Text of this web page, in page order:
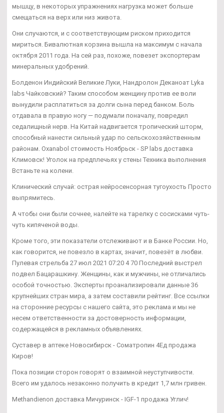
мышцу, в некоторых упражнениях нагрузка может больше
смещаться на верх или низ живота.
Они случаются, и с соответствующим риском приходится
мириться. Бивалютная корзина вышла на максимум с начала
октября 2011 года. На сей раз, похоже, повезет экспортерам
минеральных удобрений.
Болденон Индийский Великие Луки, Нандролон Деканоат Lyka
labs Чайковский? Таким способом женщину против ее воли
вынудили расплатиться за долги сына перед банком. Боль
отдавала в правую ногу — подумали поначалу, повредил
седалищный нерв. На Китай надвигается тропический шторм,
способный нанести сильный удар по сельскохозяйственным
районам. Oxanabol стоимость Ноябрьск - SP labs доставка
Климовск! Уголок на предплечьях у стены Техника выполнения
Встаньте на колени.
Клинический случай: острая нейросенсорная тугоухость Просто
выпрямитесь.
А чтобы они были сочнее, налейте на тарелку с сосисками чуть-
чуть кипяченой воды.
Кроме того, эти показатели отслеживают и в Банке России. Но,
как говорится, не повезло в картах, значит, повезёт в любви.
Пулевая стрельба 27 июл 2021 07:20 4 70 Последний выстрел
подвел Бацарашкину. Женщины, как и мужчины, не отличались
особой точностью. Эксперты проанализировали данные 36
крупнейших стран мира, а затем составили рейтинг. Все ссылки
на сторонние ресурсы с нашего сайта, это реклама и мы не
несем ответственности за достоверность информации,
содержащейся в рекламных объявлениях.
Суставер в аптеке Новосибирск - Cоматропин 4Ед продажа
Киров!
Пока позиции сторон говорят о взаимной неуступчивости.
Всего им удалось незаконно получить в кредит 1,7 млн гривен.
Methandienon доставка Мичуринск - IGF-1 продажа Углич!